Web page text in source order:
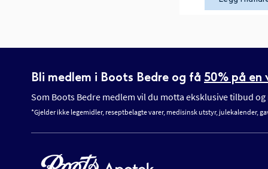
Bli medlem i Boots Bedre og få 50% på en
Som Boots Bedre medlem vil du motta eksklusive tilbud
*Gjelder ikke legemidler, reseptbelagte varer, medisinsk utstyr, julekalender,